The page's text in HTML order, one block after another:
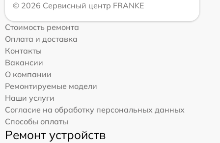
© 2026 Сервисный центр FRANKE
Стоимость ремонта
Оплата и доставка
Контакты
Вакансии
О компании
Ремонтируемые модели
Наши услуги
Согласие на обработку персональных данных
Способы оплаты
Ремонт устройств